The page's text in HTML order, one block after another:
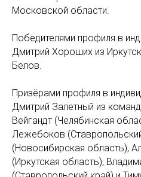
Московской области.
Победителями профиля в
Дмитрий Хороших из
Белов.
Призёрами профиля в
Дмитрий Залетный из
Вейгандт (Челябинская
Лежебоков
(Новосибирская область),
(Иркутская область),